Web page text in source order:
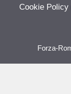
Cookie Policy
Forza-